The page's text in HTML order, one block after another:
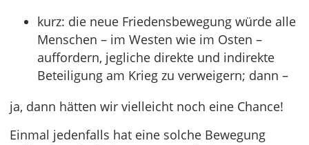
kurz: die neue Friedensbewegung würde alle
Menschen – im Westen wie im Osten –
auffordern, jegliche direkte und indirekte
Beteiligung am Krieg zu verweigern; dann –
ja, dann hätten wir vielleicht noch eine Chance!
Einmal jedenfalls hat eine solche Bewegung